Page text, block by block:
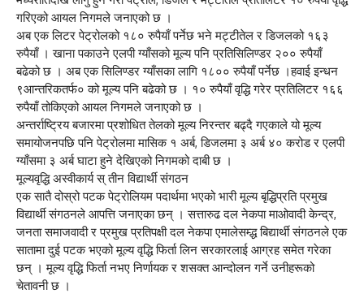
गरिएको आयल निगमले जनाएको छ ।
अब एक लिटर पेट्रोलको १८० रुपैयाँ पर्नेछ भने मट्टीतेल र डिजलको १६३
रुपैयाँ । खाना पकाउने एलपी ग्याँसको मूल्य पनि प्रतिसिलिण्डर २०० रुपैयाँ
बढेको छ । अब एक सिलिण्डर ग्याँसका लागि १८०० रुपैयाँ पर्नेछ ।हवाई इन्धन
९आन्तरिकतर्फ० को मूल्य पनि बढेको छ । १० रुपैयाँ वृद्धि गरेर प्रतिलिटर १६६
रुपैयाँ तोकिएको आयल निगमले जनाएको छ ।
अन्तर्राष्ट्रिय बजारमा प्रशोधित तेलको मूल्य निरन्तर बढ्दै गएकाले यो मूल्य
समायोजनपछि पनि पेट्रोलमा मासिक १ अर्ब, डिजलमा ३ अर्ब ४० करोड र एलपी
ग्याँसमा ३ अर्ब घाटा हुने देखिएको निगमको दाबी छ ।
मूल्यवृद्धि अस्वीकार्य स् तीन विद्यार्थी संगठन
एक सातै दोस्रो पटक पेट्रोलियम पदार्थमा भएको भारी मूल्य बृद्धिप्रति प्रमुख
विद्यार्थी संगठनले आपत्ति जनाएका छन् । सत्तारुढ दल नेकपा माओवादी केन्द्र,
जनता समाजवादी र प्रमुख प्रतिपक्षी दल नेकपा एमालेसम्द्ध बिद्यार्थी संगठनले एक
सातामा दुई पटक भएको मूल्य वृद्धि फिर्ता लिन सरकारलाई आग्रह समेत गरेका
छन् । मूल्य वृद्धि फिर्ता नभए निर्णायक र शसक्त आन्दोलन गर्ने उनीहरूको
चेतावनी छ ।